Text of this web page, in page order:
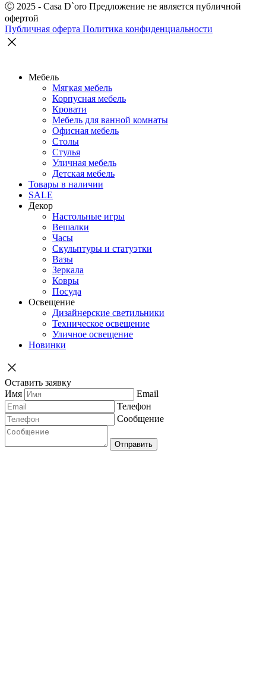
Ⓒ 2025 - Casa D`oro Предложение не является публичной
офертой
Публичная оферта Политика конфиденциальности
Мебель
Мягкая мебель
Корпусная мебель
Кровати
Мебель для ванной комнаты
Офисная мебель
Столы
Стулья
Уличная мебель
Детская мебель
Товары в наличии
SALE
Декор
Настольные игры
Вешалки
Часы
Скульптуры и статуэтки
Вазы
Зеркала
Ковры
Посуда
Освещение
Дизайнерские светильники
Техническое освещение
Уличное освещение
Новинки
Оставить заявку
Имя
Email
Телефон
Сообщение
Отправить